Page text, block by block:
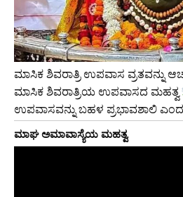
ಮಾಸಿಕ ಶಿವರಾತ್ರಿ ಉಪವಾಸ ವ್ರತವನ್ನು
ಮಾಸಿಕ ಶಿವರಾತ್ರಿಯ ಉಪವಾಸದ ಮಹತ್ವ
ಉಪವಾಸವನ್ನು ಬಹಳ ಪ್ರಭಾವಶಾಲಿ
ಮಾಘ ಅಮಾವಾಸ್ಯೆಯ ಮಹತ್ವ